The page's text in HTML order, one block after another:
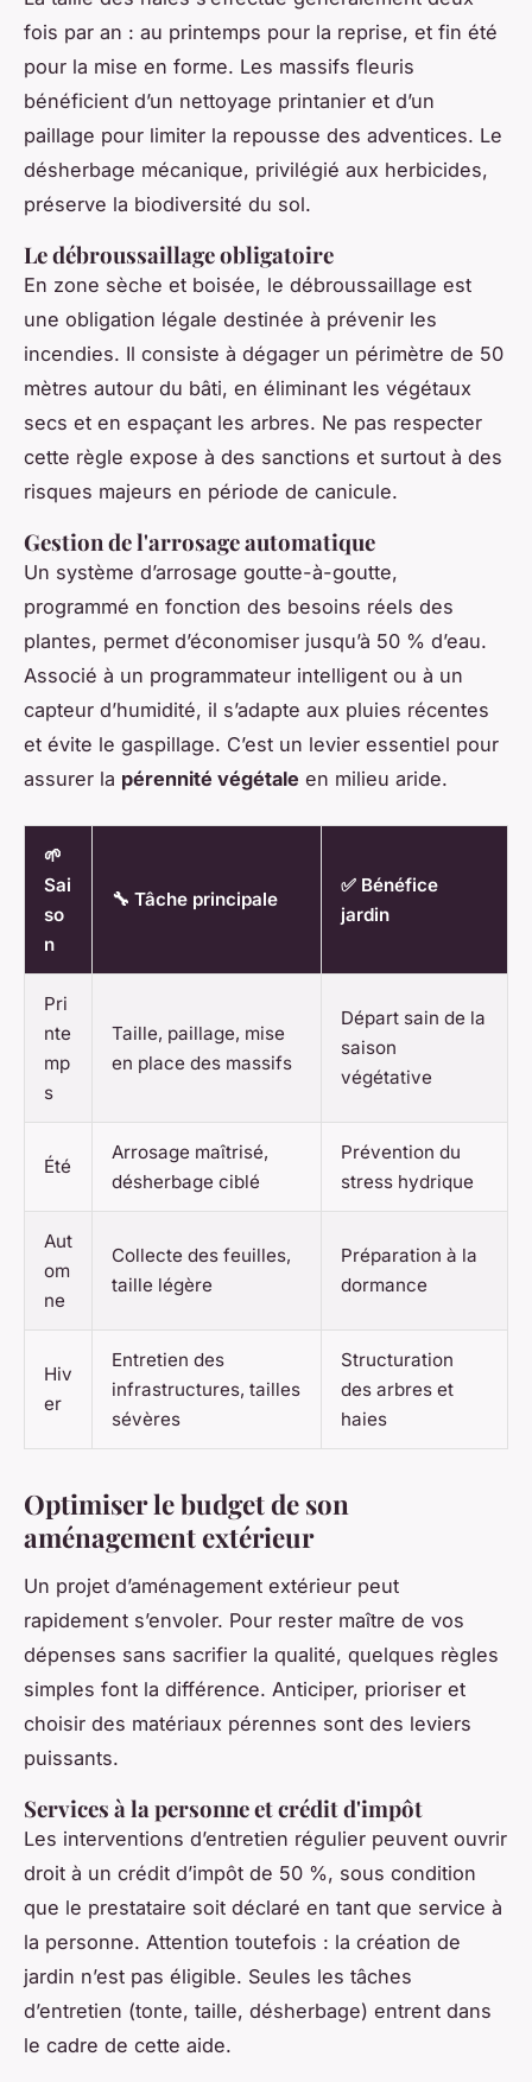
fois par an : au printemps pour la reprise, et fin été
pour la mise en forme. Les massifs fleuris
bénéficient d’un nettoyage printanier et d’un
paillage pour limiter la repousse des adventices. Le
désherbage mécanique, privilégié aux herbicides,
préserve la biodiversité du sol.
Le débroussaillage obligatoire
En zone sèche et boisée, le débroussaillage est
une obligation légale destinée à prévenir les
incendies. Il consiste à dégager un périmètre de 50
mètres autour du bâti, en éliminant les végétaux
secs et en espaçant les arbres. Ne pas respecter
cette règle expose à des sanctions et surtout à des
risques majeurs en période de canicule.
Gestion de l'arrosage automatique
Un système d’arrosage goutte-à-goutte,
programmé en fonction des besoins réels des
plantes, permet d’économiser jusqu’à 50 % d’eau.
Associé à un programmateur intelligent ou à un
capteur d’humidité, il s’adapte aux pluies récentes
et évite le gaspillage. C’est un levier essentiel pour
assurer la pérennité végétale en milieu aride.
🌱
Sai
so
n
🔧 Tâche principale
✅ Bénéfice
jardin
Pri
nte
mp
s
Taille, paillage, mise
en place des massifs
Départ sain de la
saison
végétative
Été
Arrosage maîtrisé,
désherbage ciblé
Prévention du
stress hydrique
Aut
om
ne
Collecte des feuilles,
taille légère
Préparation à la
dormance
Hiv
er
Entretien des
infrastructures, tailles
sévères
Structuration
des arbres et
haies
Optimiser le budget de son
aménagement extérieur
Un projet d’aménagement extérieur peut
rapidement s’envoler. Pour rester maître de vos
dépenses sans sacrifier la qualité, quelques règles
simples font la différence. Anticiper, prioriser et
choisir des matériaux pérennes sont des leviers
puissants.
Services à la personne et crédit d'impôt
Les interventions d’entretien régulier peuvent ouvrir
droit à un crédit d’impôt de 50 %, sous condition
que le prestataire soit déclaré en tant que service à
la personne. Attention toutefois : la création de
jardin n’est pas éligible. Seules les tâches
d’entretien (tonte, taille, désherbage) entrent dans
le cadre de cette aide.